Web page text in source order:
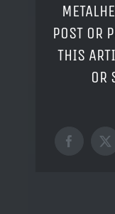
POST OR
THIS
OR
Facebook
X